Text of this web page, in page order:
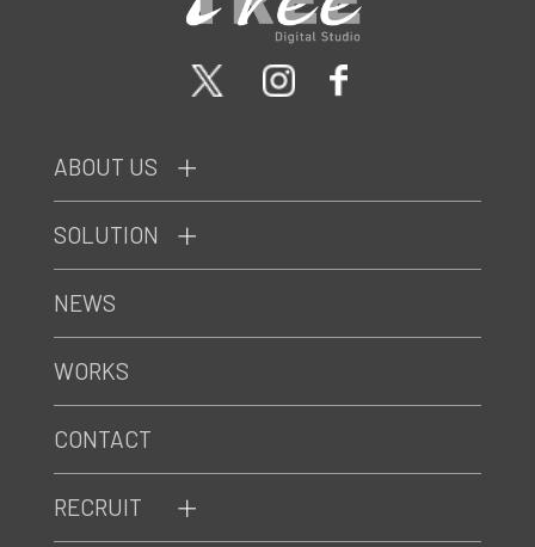
ABOUT US
SOLUTION
RECRUIT
NEWS
WORKS
CONTACT